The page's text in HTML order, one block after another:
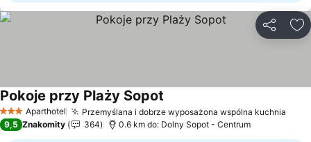
3 KategoriaAparthotel Przemyślana i dobrze wyposażona wspólna kuchnia
Pokoje przy Plaży Sopot
9,5 Znakomity 364 0.6 km do: Dolny Sopot - Centrum